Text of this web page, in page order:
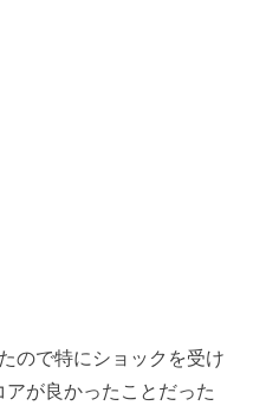
ので特にショックを受け
が良かったことだった